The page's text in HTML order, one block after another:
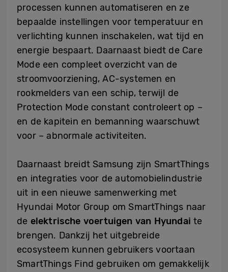
processen kunnen automatiseren en ze
bepaalde instellingen voor temperatuur en
verlichting kunnen inschakelen, wat tijd en
energie bespaart. Daarnaast biedt de Care
Mode een compleet overzicht van de
stroomvoorziening, AC-systemen en
rookmelders van een schip, terwijl de
Protection Mode constant controleert op –
en de kapitein en bemanning waarschuwt
voor – abnormale activiteiten.
Daarnaast breidt Samsung zijn SmartThings
en integraties voor de automobielindustrie
uit in een nieuwe samenwerking met
Hyundai Motor Group om SmartThings naar
de elektrische voertuigen van Hyundai te
brengen. Dankzij het uitgebreide
ecosysteem kunnen gebruikers voortaan
SmartThings Find gebruiken om gemakkelijk